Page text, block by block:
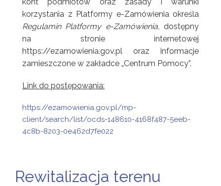
korzystania z Platformy e-Zamówienia określa
Regulamin Platformy e-Zamówienia, dostępny
na stronie internetowej
https://ezamowienia.gov.pl oraz informacje
zamieszczone w zakładce „Centrum Pomocy”.
Link do postępowania:
https://ezamowienia.gov.pl/mp-
client/search/list/ocds-148610-4168f487-5eeb-
4c8b-8203-0e462d7fe022
Rewitalizacja terenu